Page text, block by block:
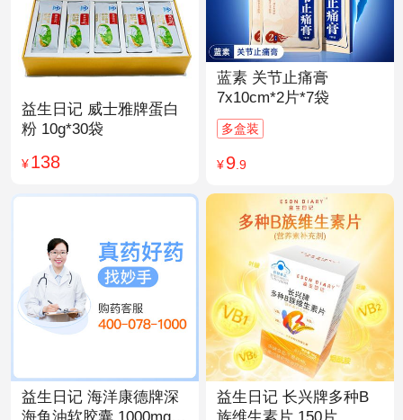
蓝素 关节止痛膏
7x10cm*2片*7袋
多盒装
¥9.9
益生日记 威士雅牌蛋白
粉 10g*30袋
¥138
益生日记 海洋康德牌深
益生日记 长兴牌多种B